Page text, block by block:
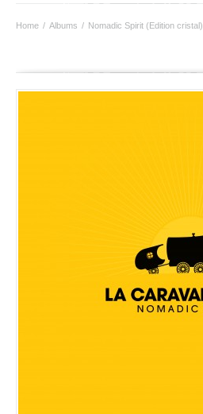
Home / Albums / Nomadic Spirit (Edition cristal)